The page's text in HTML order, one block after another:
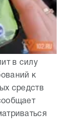
в силу
к
средств